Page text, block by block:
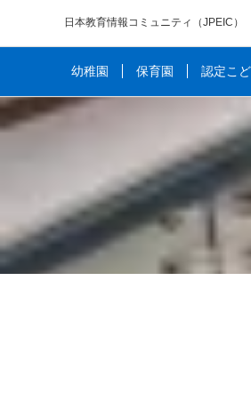
日本教育情報コミュニティ （JPEIC）
幼稚園 保育園 認定こ